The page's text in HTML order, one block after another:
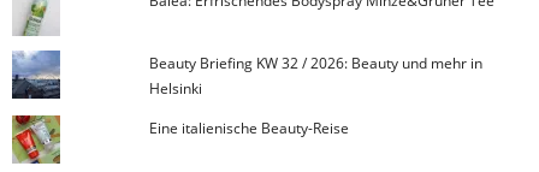
Beauty Briefing KW 32 / 2026: Beauty und mehr in
Helsinki
Eine italienische Beauty-Reise